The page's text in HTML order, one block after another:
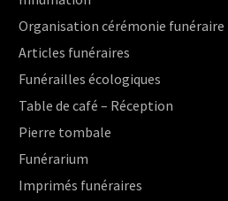
Organisation cérémonie funéraire
Articles funéraires
Funérailles écologiques
Table de café – Réception
Pierre tombale
Funérarium
Imprimés funéraires